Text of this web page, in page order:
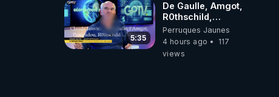
5:35
De Gaulle, Amgot,
R0thschild,
Macron &
Pompidou…
Macron Claude
Perruques Jaunes
4 hours ago
117
views